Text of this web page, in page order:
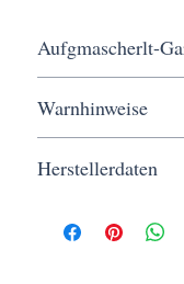
Aufgmascherlt-
Werktagen, sichere
von Herzen kommt.
Warnhinweise
Augenkontakt
fernhalten. Nicht zum
Herstellerdaten
Piaristengasse 56-58/1/